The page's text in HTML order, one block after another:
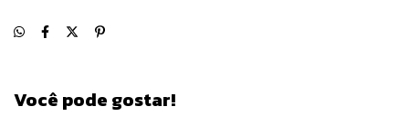
Você pode gostar!